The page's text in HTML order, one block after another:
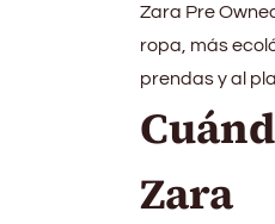
Zara Pre
ropa, más
prendas y al
Zara